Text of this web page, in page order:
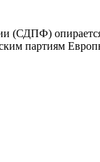
(СДПФ)
партиям